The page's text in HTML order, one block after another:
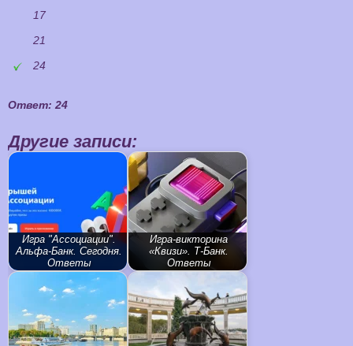
17
21
24
Ответ: 24
Другие записи:
Игра "Ассоциации".
Альфа-Банк. Сегодня.
Ответы
Игра-викторина
«Квизи». Т‑Банк.
Ответы